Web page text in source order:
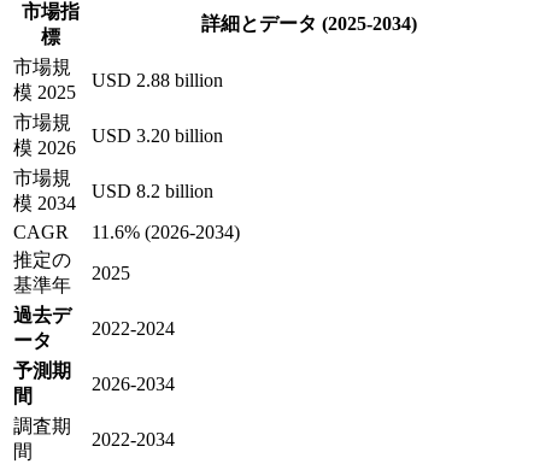
市場指
標
詳細とデータ (2025-2034)
市場規
模 2025
USD 2.88 billion
市場規
模 2026
USD 3.20 billion
市場規
模 2034
USD 8.2 billion
CAGR
11.6% (2026-2034)
推定の
基準年
2025
過去デ
ータ
2022-2024
予測期
間
2026-2034
調査期
間
2022-2034